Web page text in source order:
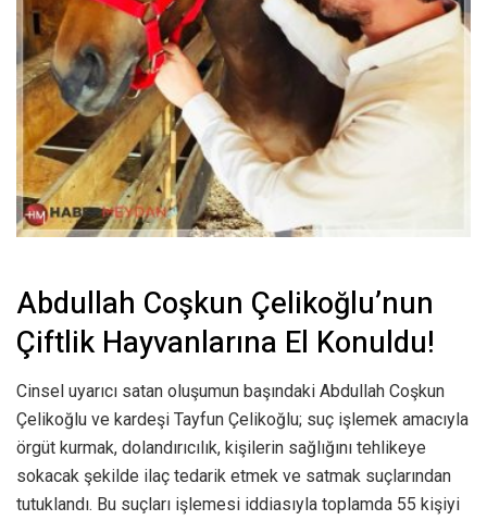
Abdullah Coşkun Çelikoğlu’nun
Çiftlik Hayvanlarına El Konuldu!
Cinsel uyarıcı satan oluşumun başındaki Abdullah Coşkun
Çelikoğlu ve kardeşi Tayfun Çelikoğlu; suç işlemek amacıyla
örgüt kurmak, dolandırıcılık, kişilerin sağlığını tehlikeye
sokacak şekilde ilaç tedarik etmek ve satmak suçlarından
tutuklandı. Bu suçları işlemesi iddiasıyla toplamda 55 kişiyi